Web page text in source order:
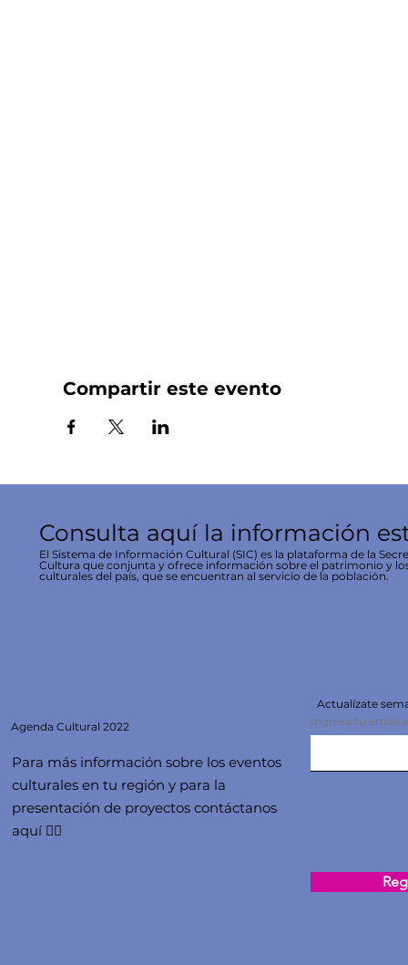
Compartir este evento
Consulta aquí la información
El Sistema de Información Cultural (SIC) es la plataforma de la
Cultura que conjunta y ofrece información sobre el patrimonio y
culturales del país, que se encuentran al servicio de la población.
Agenda Cultural 2022
Para más información sobre los eventos
culturales en tu región y para la
presentación de proyectos contáctanos
aquí 👇🏻
Actualízate
Ingresa tu email